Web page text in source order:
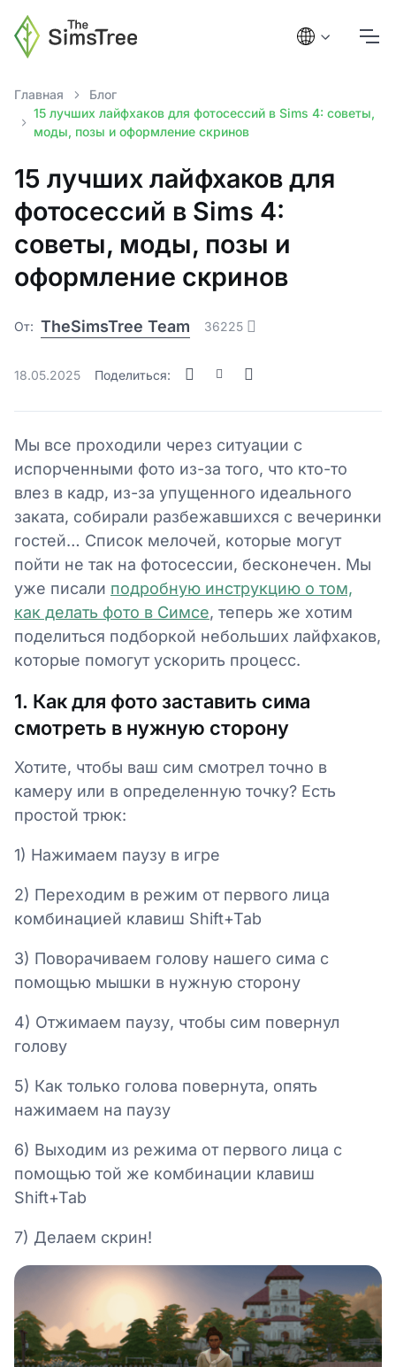
Главная
Блог
15 лучших лайфхаков для фотосессий в Sims 4: советы,
моды, позы и оформление скринов
15 лучших лайфхаков для
фотосессий в Sims 4:
советы, моды, позы и
оформление скринов
От: TheSimsTree Team 36225
18.05.2025 Поделиться:
Мы все проходили через ситуации с
испорченными фото из-за того, что кто-то
влез в кадр, из-за упущенного идеального
заката, собирали разбежавшихся с вечеринки
гостей… Список мелочей, которые могут
пойти не так на фотосессии, бесконечен. Мы
уже писали подробную инструкцию о том,
как делать фото в Симсе, теперь же хотим
поделиться подборкой небольших лайфхаков,
которые помогут ускорить процесс.
1. Как для фото заставить сима
смотреть в нужную сторону
Хотите, чтобы ваш сим смотрел точно в
камеру или в определенную точку? Есть
простой трюк:
1) Нажимаем паузу в игре
2) Переходим в режим от первого лица
комбинацией клавиш Shift+Tab
3) Поворачиваем голову нашего сима с
помощью мышки в нужную сторону
4) Отжимаем паузу, чтобы сим повернул
голову
5) Как только голова повернута, опять
нажимаем на паузу
6) Выходим из режима от первого лица с
помощью той же комбинации клавиш
Shift+Tab
7) Делаем скрин!